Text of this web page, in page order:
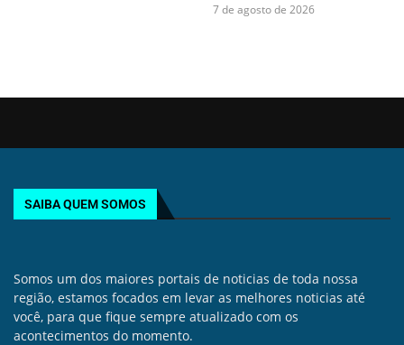
7 de agosto de 2026
SAIBA QUEM SOMOS
Somos um dos maiores portais de noticias de toda nossa
região, estamos focados em levar as melhores noticias até
você, para que fique sempre atualizado com os
acontecimentos do momento.